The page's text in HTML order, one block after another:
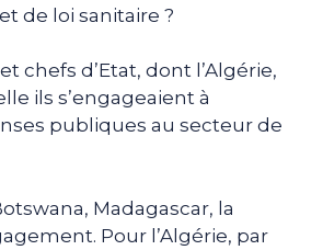
de loi sanitaire ?
chefs d’Etat, dont l’Algérie,
ils s’engageaient à
publiques au secteur de
Madagascar, la
Pour l’Algérie, par